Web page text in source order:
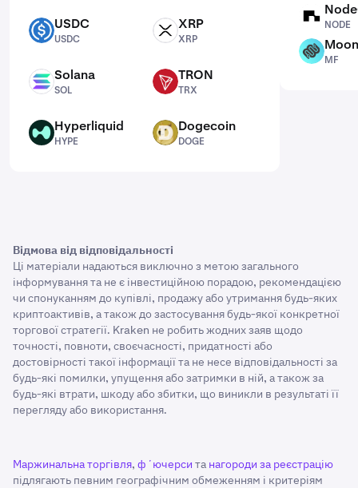
USDC USDC
USDC
XRP XRP
XRP
SOL Solana
SOL
TRX TRON
TRX
HYPE Hyperliquid
HYPE
DOGE Dogecoin
DOGE
NODE
NODE
MF
MF
Відмова від відповідальності
Ці матеріали надаються виключно з метою загального
інформування та не є інвестиційною порадою, рекомендацією
чи спонуканням до купівлі, продажу або утримання будь-яких
криптоактивів, а також до застосування будь-якої конкретної
торгової стратегії. Kraken не робить жодних заяв щодо
точності, повноти, своєчасності, придатності або
достовірності такої інформації та не несе відповідальності за
будь-які помилки, упущення або затримки в ній, а також за
будь-які втрати, шкоду або збитки, що виникли в результаті її
перегляду або використання.
Маржинальна торгівля, фʼючерси та нагороди за реєстрацію
підлягають певним географічним обмеженням і критеріям